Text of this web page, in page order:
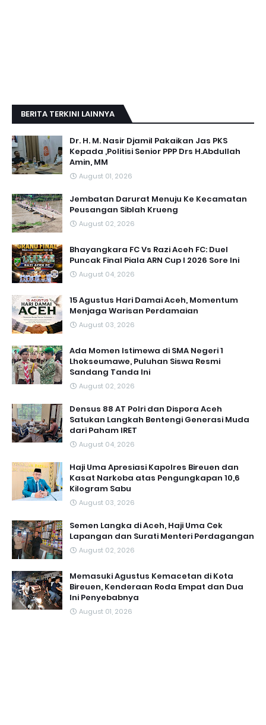
BERITA TERKINI LAINNYA
Dr. H. M. Nasir Djamil Pakaikan Jas PKS
Kepada ,Politisi Senior PPP Drs H.Abdullah
Amin, MM
August 01, 2026
Jembatan Darurat Menuju Ke Kecamatan
Peusangan Siblah Krueng
August 02, 2026
Bhayangkara FC Vs Razi Aceh FC: Duel
Puncak Final Piala ARN Cup I 2026 Sore Ini
August 04, 2026
15 Agustus Hari Damai Aceh, Momentum
Menjaga Warisan Perdamaian
August 03, 2026
Ada Momen Istimewa di SMA Negeri 1
Lhokseumawe, Puluhan Siswa Resmi
Sandang Tanda Ini
August 02, 2026
Densus 88 AT Polri dan Dispora Aceh
Satukan Langkah Bentengi Generasi Muda
dari Paham IRET
August 04, 2026
Haji Uma Apresiasi Kapolres Bireuen dan
Kasat Narkoba atas Pengungkapan 10,6
Kilogram Sabu
August 03, 2026
Semen Langka di Aceh, Haji Uma Cek
Lapangan dan Surati Menteri Perdagangan
August 02, 2026
Memasuki Agustus Kemacetan di Kota
Bireuen, Kenderaan Roda Empat dan Dua
Ini Penyebabnya
August 01, 2026